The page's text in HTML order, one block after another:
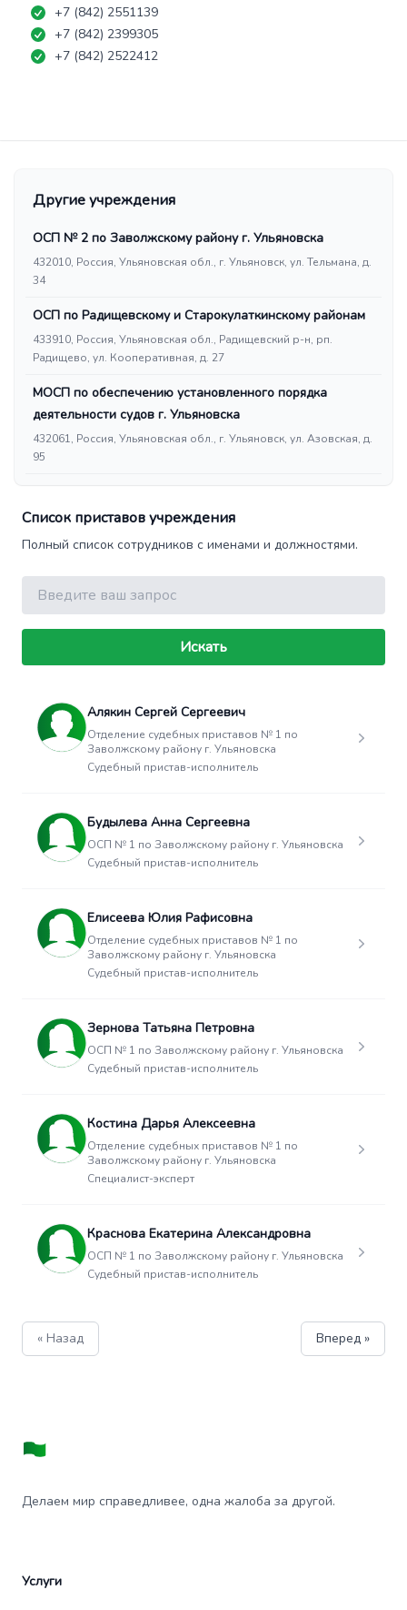
+7 (842) 2551139
+7 (842) 2399305
+7 (842) 2522412
Другие учреждения
ОСП № 2 по Заволжскому району г. Ульяновска
432010, Россия, Ульяновская обл., г. Ульяновск, ул. Тельмана, д.
34
ОСП по Радищевскому и Старокулаткинскому районам
433910, Россия, Ульяновская обл., Радищевский р-н, рп.
Радищево, ул. Кооперативная, д. 27
МОСП по обеспечению установленного порядка
деятельности судов г. Ульяновска
432061, Россия, Ульяновская обл., г. Ульяновск, ул. Азовская, д.
95
Список приставов учреждения
Полный список сотрудников с именами и должностями.
Поиск
Искать
Алякин Сергей Сергеевич
Отделение судебных приставов № 1 по
Заволжскому району г. Ульяновска
Судебный пристав-исполнитель
Будылева Анна Сергеевна
ОСП № 1 по Заволжскому району г. Ульяновска
Судебный пристав-исполнитель
Елисеева Юлия Рафисовна
Отделение судебных приставов № 1 по
Заволжскому району г. Ульяновска
Судебный пристав-исполнитель
Зернова Татьяна Петровна
ОСП № 1 по Заволжскому району г. Ульяновска
Судебный пристав-исполнитель
Костина Дарья Алексеевна
Отделение судебных приставов № 1 по
Заволжскому району г. Ульяновска
Специалист-эксперт
Краснова Екатерина Александровна
ОСП № 1 по Заволжскому району г. Ульяновска
Судебный пристав-исполнитель
« Назад Вперед »
Делаем мир справедливее, одна жалоба за другой.
Услуги